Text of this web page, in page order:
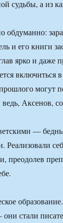
судьбы, а из
обдуманно:
и его книги
ярко и даже
включиться
могут
Аксенов,
—
Реализовали
преодолев
стали